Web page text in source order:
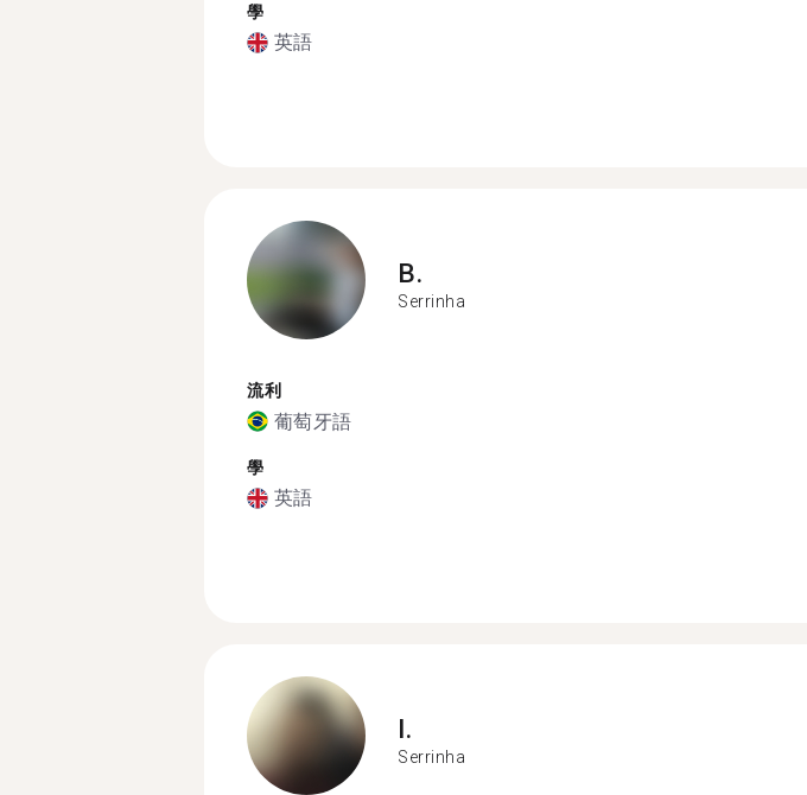
學
英語
B.
Serrinha
流利
葡萄牙語
學
英語
I.
Serrinha